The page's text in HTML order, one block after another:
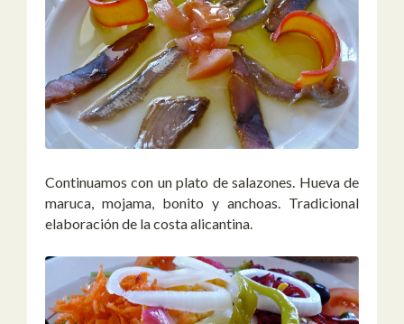
Continuamos con un plato de salazones. Hueva de
maruca, mojama, bonito y anchoas. Tradicional
elaboración de la costa alicantina.